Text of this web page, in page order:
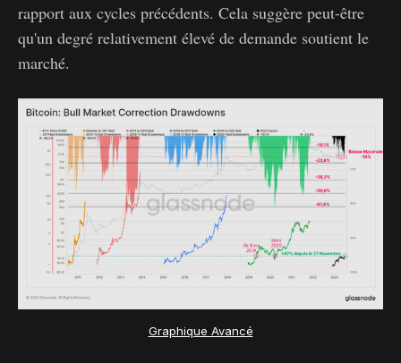
rapport aux cycles précédents. Cela suggère peut-être
qu'un degré relativement élevé de demande soutient le
marché.
Graphique Avancé